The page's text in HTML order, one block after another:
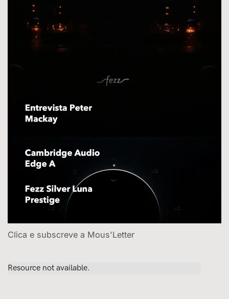
Clica e subscreve a Mous'Letter